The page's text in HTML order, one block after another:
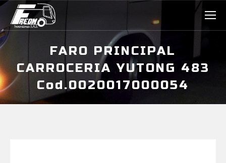
FARO PRINCIPAL
CARROCERIA YUTONG 483
Cod.0020017000054